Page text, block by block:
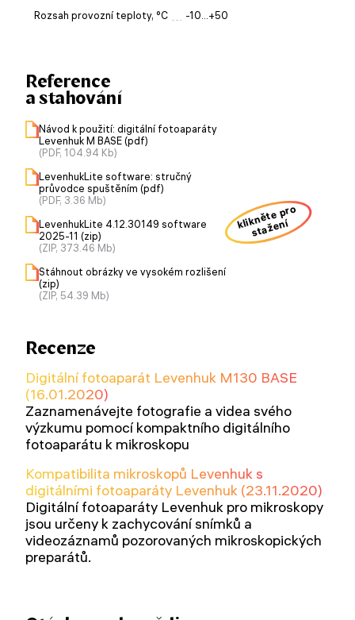
Rozsah provozní teploty, °C -10...+50
Reference
a stahování
Návod k použití: digitální fotoaparáty
Levenhuk M BASE (pdf)
(PDF, 104.94 Kb)
LevenhukLite software: stručný
průvodce spuštěním (pdf)
(PDF, 3.36 Mb)
LevenhukLite 4.12.30149 software
2025-11 (zip)
(ZIP, 373.46 Mb)
Stáhnout obrázky ve vysokém rozlišení
(zip)
(ZIP, 54.39 Mb)
klikněte pro
stažení
Recenze
Digitální fotoaparát Levenhuk M130 BASE
(16.01.2020)
Zaznamenávejte fotografie a videa svého
výzkumu pomocí kompaktního digitálního
fotoaparátu k mikroskopu
Kompatibilita mikroskopů Levenhuk s
digitálními fotoaparáty Levenhuk (23.11.2020)
Digitální fotoaparáty Levenhuk pro mikroskopy
jsou určeny k zachycování snímků a
videozáznamů pozorovaných mikroskopických
preparátů.